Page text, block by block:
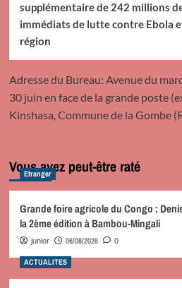
supplémentaire de 242 millions
immédiats de lutte contre Ebola
région
Adresse du Bureau: Avenue du
30 juin en face de la grande poste
Kinshasa, Commune de la Gombe
Vous avez peut-être raté
Etranger
Grande foire agricole du Congo :
la 2ème édition à Bambou-Mingali
junior 06/08/2026 0
ACTUALITES